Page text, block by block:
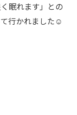
眠れます」との
行かれました☺️